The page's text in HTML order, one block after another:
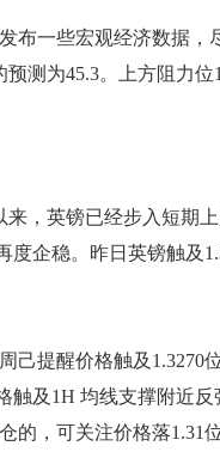
一些宏观经济数据，
测为45.3。上方阻力位
英镑已经步入短期上
度企稳。昨日英镑触及
提醒价格触及1.3270
触及1H 均线支撑附近
的，可关注价格落1.31